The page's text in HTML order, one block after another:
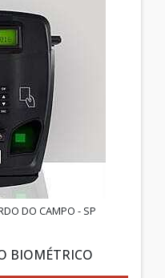
DO CAMPO - SP
BIOMÉTRICO